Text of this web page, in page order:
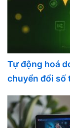
Tự động hoá
chuyển đổi số